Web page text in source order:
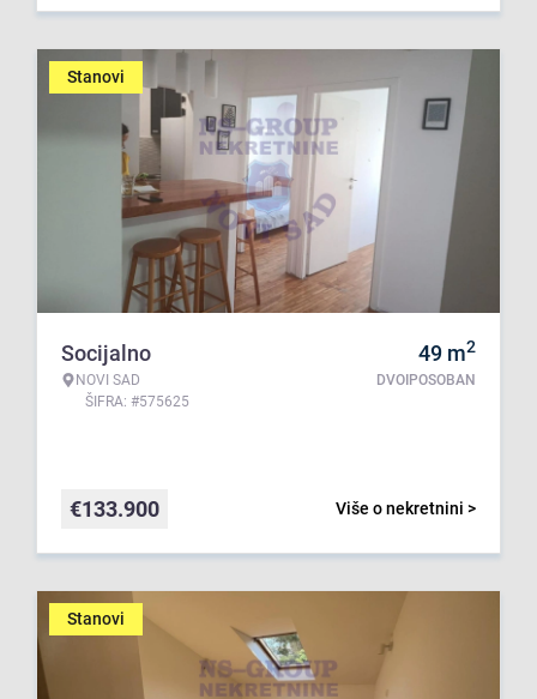
Stanovi
Socijalno
NOVI SAD
ŠIFRA: #575625
49 m2
DVOIPOSOBAN
Više o nekretnini >
€133.900
Stanovi